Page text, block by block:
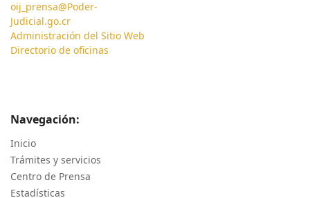
oij_prensa@Poder-
Judicial.go.cr
Administración del Sitio Web
Directorio de oficinas
Navegación:
Inicio
Trámites y servicios
Centro de Prensa
Estadísticas